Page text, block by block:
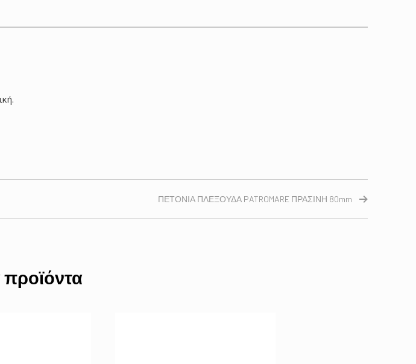
ΠΕΤΟΝΙΑ ΠΛΕΞΟΥΔΑ PATROMARE ΠΡΑΣΙΝΗ 80mm
προϊόντα